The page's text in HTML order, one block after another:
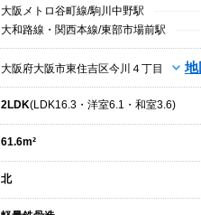
大阪メトロ谷町線/駒川中野駅
大和路線・関西本線/東部市場前駅
大阪府大阪市東住吉区今川４丁目 地
2LDK(LDK16.3・洋室6.1・和室3.6)
61.6m²
北